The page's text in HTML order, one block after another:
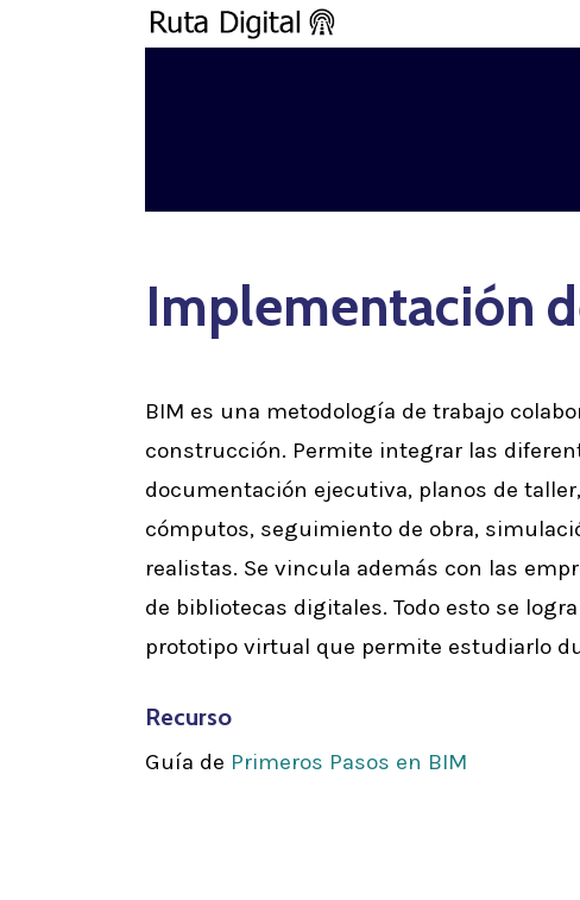
Implementación
BIM es una metodología de trabajo
construcción. Permite integrar las
documentación ejecutiva, planos de
cómputos, seguimiento de obra,
realistas. Se vincula además con las
de bibliotecas digitales. Todo esto se
prototipo virtual que permite estudiarlo
Recurso
Guía de Primeros Pasos en BIM